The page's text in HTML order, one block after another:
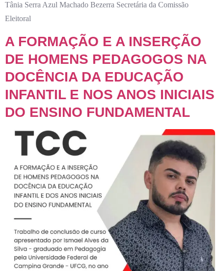
Tânia Serra Azul Machado Bezerra Secretária da Comissão
Eleitoral
A FORMAÇÃO E A INSERÇÃO
DE HOMENS PEDAGOGOS NA
DOCÊNCIA DA EDUCAÇÃO
INFANTIL E NOS ANOS INICIAIS
DO ENSINO FUNDAMENTAL